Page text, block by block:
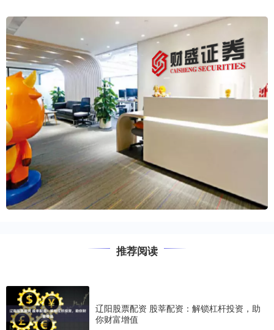
推荐阅读
辽阳股票配资 股莘配资：解锁杠杆投资，助
你财富增值